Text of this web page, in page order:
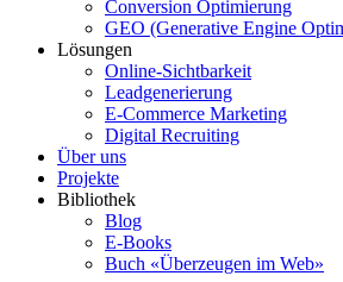
Conversion Optimierung
GEO (Generative Engine
Lösungen
Online-Sichtbarkeit
Leadgenerierung
E-Commerce Marketing
Digital Recruiting
Über uns
Projekte
Bibliothek
Blog
E-Books
Buch «Überzeugen im Web»